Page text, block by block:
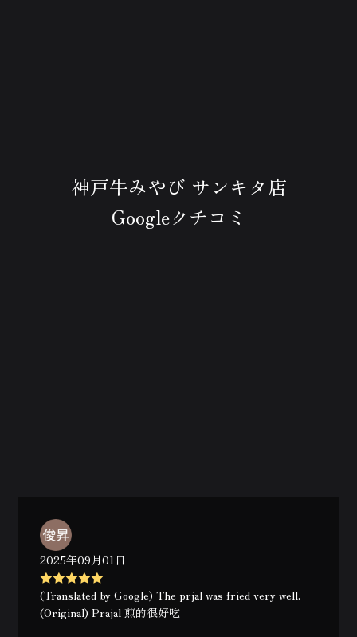
神戸牛みやび サンキタ店
Googleクチコミ
2025年09月01日
(Translated by Google) The prjal was fried very well.
(Original) Prajal 煎的很好吃